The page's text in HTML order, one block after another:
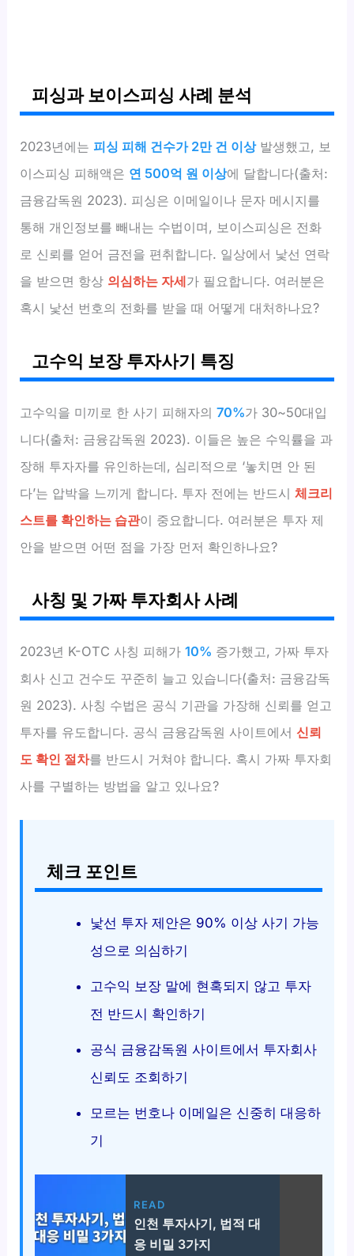
피싱과 보이스피싱 사례 분석
2023년에는피싱 피해 건수가 2만 건 이상발생했고, 보
이스피싱 피해액은 연 500억 원 이상에 달합니다(출처:
금융감독원 2023). 피싱은 이메일이나 문자 메시지를
통해 개인정보를 빼내는 수법이며, 보이스피싱은 전화
로 신뢰를 얻어 금전을 편취합니다. 일상에서 낯선 연락
을 받으면 항상 의심하는 자세가 필요합니다. 여러분은
혹시 낯선 번호의 전화를 받을 때 어떻게 대처하나요?
고수익 보장 투자사기 특징
고수익을 미끼로 한 사기 피해자의70%가 30~50대입
니다(출처: 금융감독원 2023). 이들은 높은 수익률을 과
장해 투자자를 유인하는데, 심리적으로 ‘놓치면 안 된
다’는 압박을 느끼게 합니다. 투자 전에는 반드시체크리
스트를 확인하는 습관이 중요합니다. 여러분은 투자 제
안을 받으면 어떤 점을 가장 먼저 확인하나요?
사칭 및 가짜 투자회사 사례
2023년 K-OTC 사칭 피해가10% 증가했고, 가짜 투자
회사 신고 건수도 꾸준히 늘고 있습니다(출처: 금융감독
원 2023). 사칭 수법은 공식 기관을 가장해 신뢰를 얻고
투자를 유도합니다. 공식 금융감독원 사이트에서신뢰
도 확인 절차를 반드시 거쳐야 합니다. 혹시 가짜 투자회
사를 구별하는 방법을 알고 있나요?
체크 포인트
낯선 투자 제안은 90% 이상 사기 가능
성으로 의심하기
고수익 보장 말에 현혹되지 않고 투자
전 반드시 확인하기
공식 금융감독원 사이트에서 투자회사
신뢰도 조회하기
모르는 번호나 이메일은 신중히 대응하
기
READ
인천 투자사기, 법적 대
응 비밀 3가지